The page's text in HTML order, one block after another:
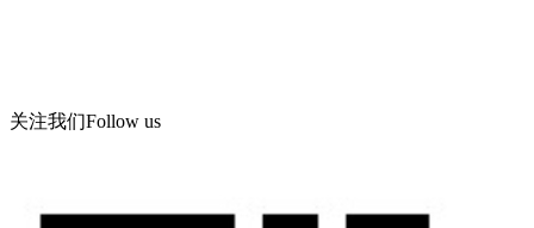
关注我们Follow us